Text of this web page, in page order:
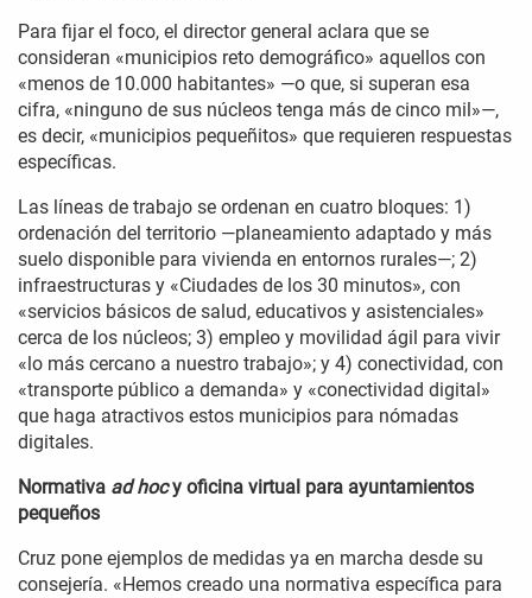
Para fijar el foco, el director general aclara que se
consideran «municipios reto demográfico» aquellos con
«menos de 10.000 habitantes» —o que, si superan esa
cifra, «ninguno de sus núcleos tenga más de cinco mil»—,
es decir, «municipios pequeñitos» que requieren respuestas
específicas.
Las líneas de trabajo se ordenan en cuatro bloques: 1)
ordenación del territorio —planeamiento adaptado y más
suelo disponible para vivienda en entornos rurales—; 2)
infraestructuras y «Ciudades de los 30 minutos», con
«servicios básicos de salud, educativos y asistenciales»
cerca de los núcleos; 3) empleo y movilidad ágil para vivir
«lo más cercano a nuestro trabajo»; y 4) conectividad, con
«transporte público a demanda» y «conectividad digital»
que haga atractivos estos municipios para nómadas
digitales.
Normativa ad hocy oficina virtual para ayuntamientos
pequeños
Cruz pone ejemplos de medidas ya en marcha desde su
consejería. «Hemos creado una normativa específica para